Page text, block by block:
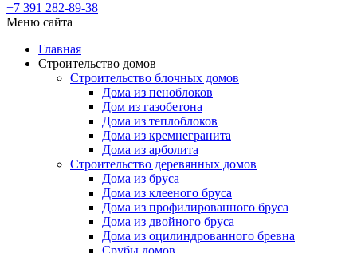
+7 391 282-89-38
Меню сайта
Главная
Строительство домов
Строительство блочных домов
Дома из пеноблоков
Дом из газобетона
Дома из теплоблоков
Дома из кремнегранита
Дома из арболита
Строительство деревянных домов
Дома из бруса
Дома из клееного бруса
Дома из профилированного бруса
Дома из двойного бруса
Дома из оцилиндрованного бревна
Срубы домов